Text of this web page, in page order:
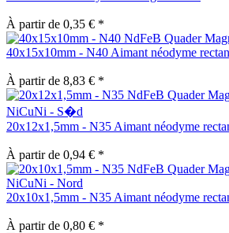
À partir de 0,35 € *
40x15x10mm - N40 Aimant néodyme
À partir de 8,83 € *
20x12x1,5mm - N35 Aimant néodyme
À partir de 0,94 € *
20x10x1,5mm - N35 Aimant néodyme
À partir de 0,80 € *